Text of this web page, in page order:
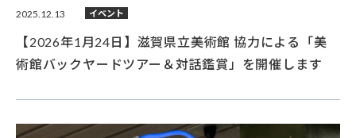
2025.12.13 イベント
【2026年1月24日】滋賀県立美術館 協力による「美
術館バックヤードツアー＆対話鑑賞」を開催します